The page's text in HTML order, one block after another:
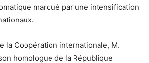
marqué par une intensification
la Coopération internationale, M.
homologue de la République